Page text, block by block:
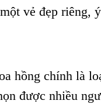
vẻ đẹp riêng,
hồng chính là
được nhiều